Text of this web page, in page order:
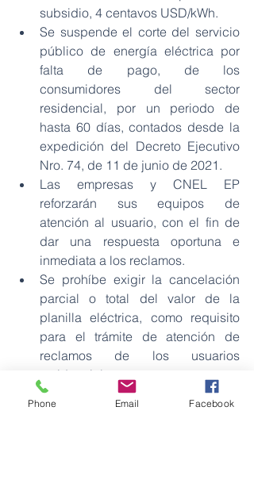
subsidio, 4 centavos USD/kWh.
Se suspende el corte del servicio
público de energía eléctrica por
falta de pago, de los
consumidores del sector
residencial, por un periodo de
hasta 60 días, contados desde la
expedición del Decreto Ejecutivo
Nro. 74, de 11 de junio de 2021.
Las empresas y CNEL EP
reforzarán sus equipos de
atención al usuario, con el fin de
dar una respuesta oportuna e
inmediata a los reclamos.
Se prohíbe exigir la cancelación
parcial o total del valor de la
planilla eléctrica, como requisito
para el trámite de atención de
reclamos de los usuarios
residenciales.
Se incluirá en la planilla de
servicio de energía eléctrica, que
Phone Email Facebook